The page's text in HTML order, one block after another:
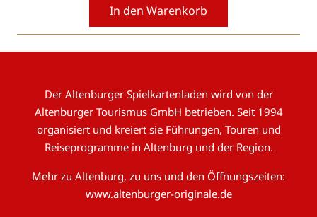
3,00 €2,25 €.
In den Warenkorb
Der Altenburger Spielkartenladen wird von der
Altenburger Tourismus GmbH betrieben. Seit 1994
organisiert und kreiert sie Führungen, Touren und
Reiseprogramme in Altenburg und der Region.
Mehr zu Altenburg, zu uns und den Öffnungszeiten:
www.altenburger-originale.de